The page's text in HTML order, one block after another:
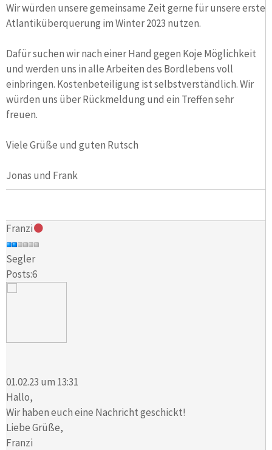
Wir würden unsere gemeinsame Zeit gerne für unsere erste
Atlantiküberquerung im Winter 2023 nutzen.
Dafür suchen wir nach einer Hand gegen Koje Möglichkeit
und werden uns in alle Arbeiten des Bordlebens voll
einbringen. Kostenbeteiligung ist selbstverständlich. Wir
würden uns über Rückmeldung und ein Treffen sehr
freuen.
Viele Grüße und guten Rutsch
Jonas und Frank
Franzi
Segler
Posts:6
01.02.23 um 13:31
Hallo,
Wir haben euch eine Nachricht geschickt!
Liebe Grüße,
Franzi